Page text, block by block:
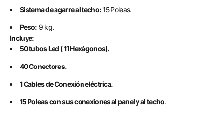
Sistema de agarre al techo:15 Poleas.
Peso: 9 kg.
Incluye:
50 tubos Led ( 11 Hexágonos).
40 Conectores.
1 Cables de Conexión eléctrica.
15 Poleas con sus conexiones al panel y al techo.